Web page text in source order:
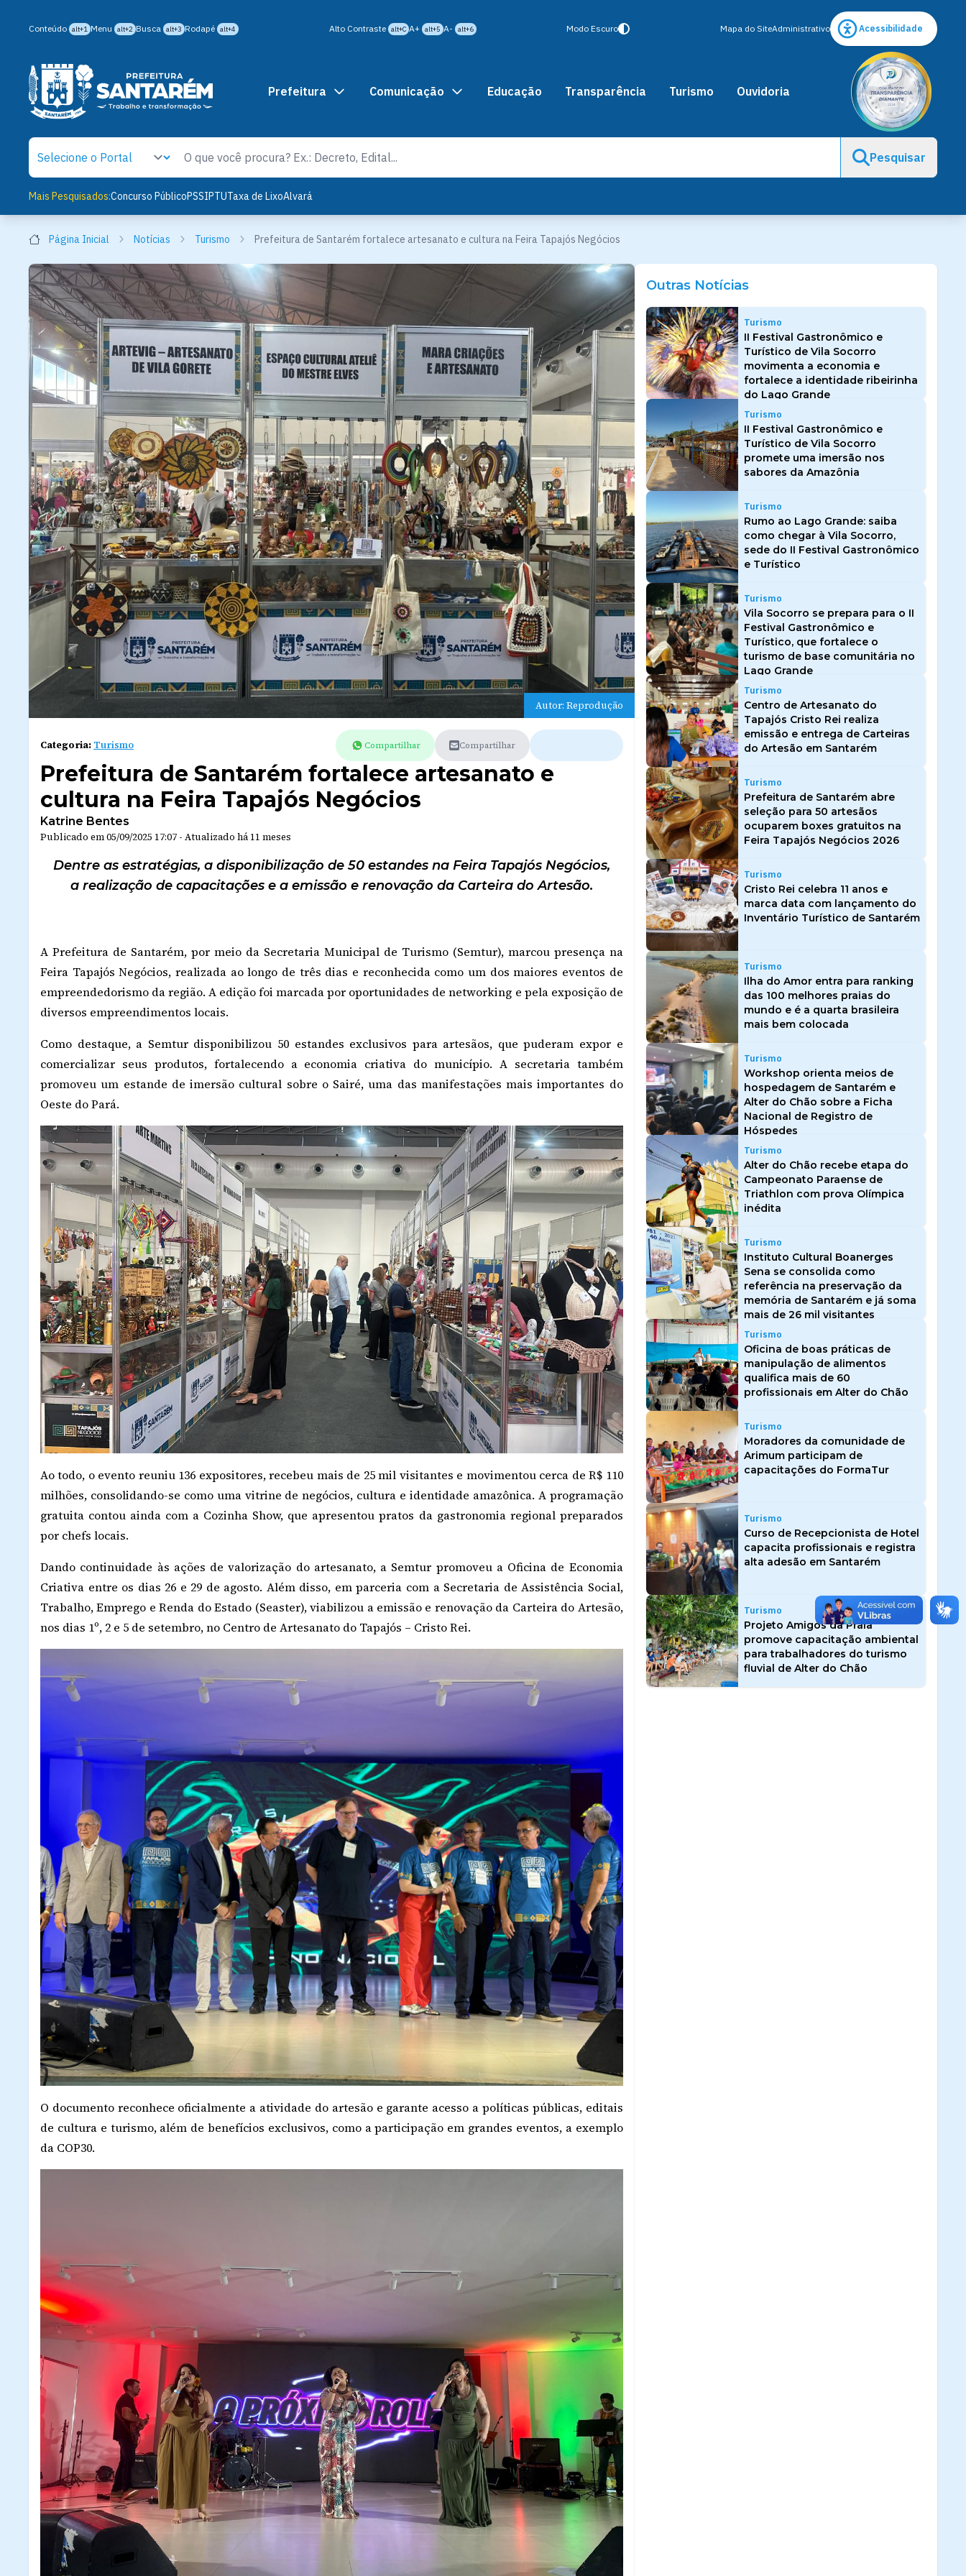
Conteúdo alt+1 Menu alt+2 Busca alt+3 Rodapé alt+4 Alto Contraste alt+C A+ alt+5 A- alt+6 Modo Escuro Mapa do SiteAdministrativo Acessibilidade
Prefeitura Comunicação Educação Transparência Turismo Ouvidoria
Pesquisar
Mais Pesquisados:Concurso PúblicoPSSIPTUTaxa de LixoAlvará
Página Inicial Notícias Turismo Prefeitura de Santarém fortalece artesanato e cultura na Feira Tapajós Negócios
Autor: Reprodução
Categoria: Turismo Compartilhar Compartilhar
Prefeitura de Santarém fortalece artesanato e
cultura na Feira Tapajós Negócios
Katrine Bentes
Publicado em05/09/2025 17:07 - Atualizado há 11 meses
Dentre as estratégias, a disponibilização de 50 estandes na Feira Tapajós Negócios,
a realização de capacitações e a emissão e renovação da Carteira do Artesão.
A Prefeitura de Santarém, por meio da Secretaria Municipal de Turismo (Semtur), marcou presença na
Feira Tapajós Negócios, realizada ao longo de três dias e reconhecida como um dos maiores eventos de
empreendedorismo da região. A edição foi marcada por oportunidades de networking e pela exposição de
diversos empreendimentos locais.
Como destaque, a Semtur disponibilizou 50 estandes exclusivos para artesãos, que puderam expor e
comercializar seus produtos, fortalecendo a economia criativa do município. A secretaria também
promoveu um estande de imersão cultural sobre o Sairé, uma das manifestações mais importantes do
Oeste do Pará.
Ao todo, o evento reuniu 136 expositores, recebeu mais de 25 mil visitantes e movimentou cerca de R$ 110
milhões, consolidando-se como uma vitrine de negócios, cultura e identidade amazônica. A programação
gratuita contou ainda com a Cozinha Show, que apresentou pratos da gastronomia regional preparados
por chefs locais.
Dando continuidade às ações de valorização do artesanato, a Semtur promoveu a Oficina de Economia
Criativa entre os dias 26 e 29 de agosto. Além disso, em parceria com a Secretaria de Assistência Social,
Trabalho, Emprego e Renda do Estado (Seaster), viabilizou a emissão e renovação da Carteira do Artesão,
nos dias 1º, 2 e 5 de setembro, no Centro de Artesanato do Tapajós – Cristo Rei.
O documento reconhece oficialmente a atividade do artesão e garante acesso a políticas públicas, editais
de cultura e turismo, além de benefícios exclusivos, como a participação em grandes eventos, a exemplo
da COP30.
Outras Notícias
Turismo
II Festival Gastronômico e
Turístico de Vila Socorro
movimenta a economia e
fortalece a identidade ribeirinha
do Lago Grande
Turismo
II Festival Gastronômico e
Turístico de Vila Socorro
promete uma imersão nos
sabores da Amazônia
Turismo
Rumo ao Lago Grande: saiba
como chegar à Vila Socorro,
sede do II Festival Gastronômico
e Turístico
Turismo
Vila Socorro se prepara para o II
Festival Gastronômico e
Turístico, que fortalece o
turismo de base comunitária no
Lago Grande
Turismo
Centro de Artesanato do
Tapajós Cristo Rei realiza
emissão e entrega de Carteiras
do Artesão em Santarém
Turismo
Prefeitura de Santarém abre
seleção para 50 artesãos
ocuparem boxes gratuitos na
Feira Tapajós Negócios 2026
Turismo
Cristo Rei celebra 11 anos e
marca data com lançamento do
Inventário Turístico de Santarém
Turismo
Ilha do Amor entra para ranking
das 100 melhores praias do
mundo e é a quarta brasileira
mais bem colocada
Turismo
Workshop orienta meios de
hospedagem de Santarém e
Alter do Chão sobre a Ficha
Nacional de Registro de
Hóspedes
Turismo
Alter do Chão recebe etapa do
Campeonato Paraense de
Triathlon com prova Olímpica
inédita
Turismo
Instituto Cultural Boanerges
Sena se consolida como
referência na preservação da
memória de Santarém e já soma
mais de 26 mil visitantes
Turismo
Oficina de boas práticas de
manipulação de alimentos
qualifica mais de 60
profissionais em Alter do Chão
Turismo
Moradores da comunidade de
Arimum participam de
capacitações do FormaTur
Turismo
Curso de Recepcionista de Hotel
capacita profissionais e registra
alta adesão em Santarém
Turismo
Projeto Amigos da Praia
promove capacitação ambiental
para trabalhadores do turismo
fluvial de Alter do Chão